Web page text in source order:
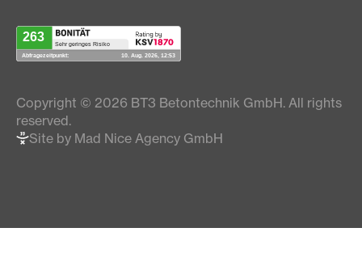
Copyright © 2026 BT3 Betontechnik GmbH. All rights
reserved.
Site by Mad Nice Agency GmbH